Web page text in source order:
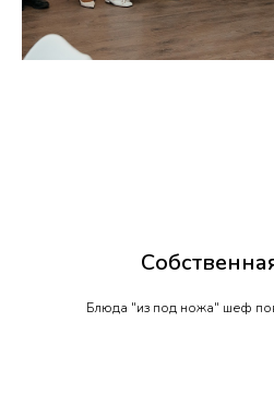
Блюда "из под ножа" шеф